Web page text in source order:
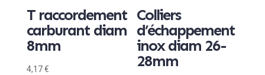
T raccordement
carburant diam
8mm
4,17€
Colliers
d’échappement
inox diam 26-
28mm